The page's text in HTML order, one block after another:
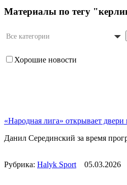
Материалы по тегу
Все категории
Хорошие новости
«Народная лига» открывает
Данил Серединский за время
Рубрика: Halyk Sport 05.03.2026